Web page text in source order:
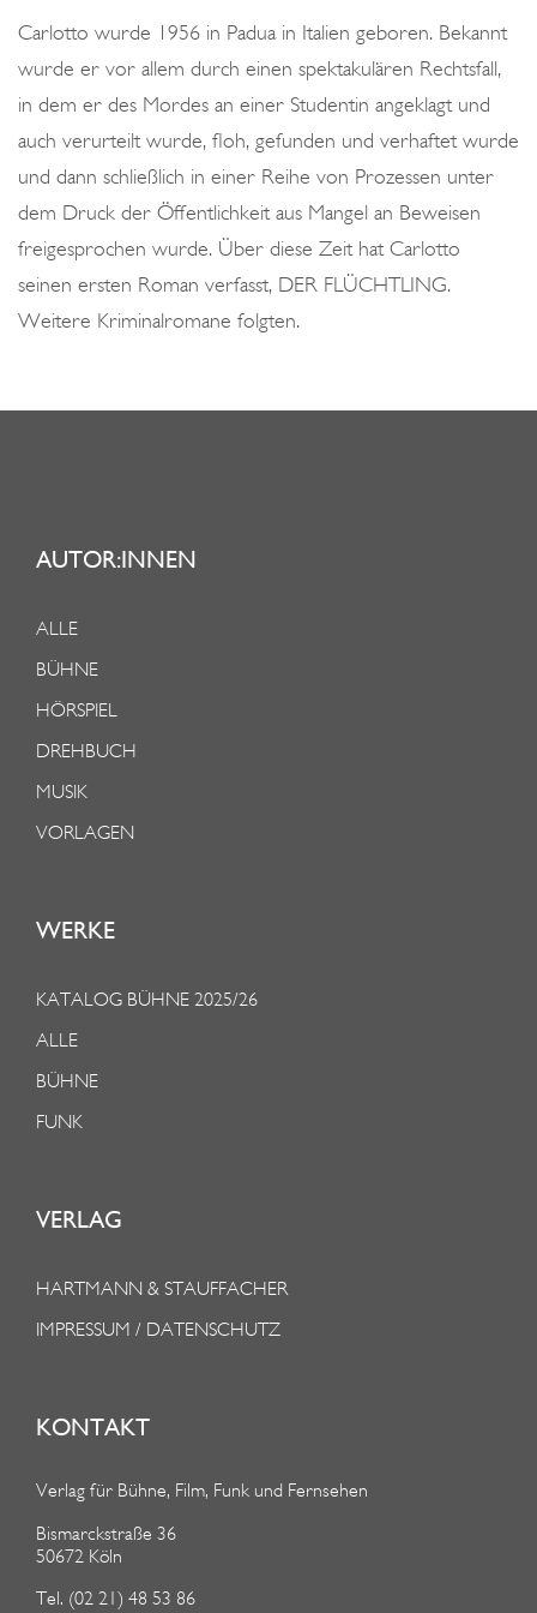
n
Carlotto wurde 1956 in Padua in Italien geboren. Bekannt
wurde er vor allem durch einen spektakulären Rechtsfall,
in dem er des Mordes an einer Studentin angeklagt und
auch verurteilt wurde, floh, gefunden und verhaftet wurde
und dann schließlich in einer Reihe von Prozessen unter
dem Druck der Öffentlichkeit aus Mangel an Beweisen
freigesprochen wurde. Über diese Zeit hat Carlotto
seinen ersten Roman verfasst, DER FLÜCHTLING.
Weitere Kriminalromane folgten.
AUTOR:INNEN
ALLE
BÜHNE
HÖRSPIEL
DREHBUCH
MUSIK
VORLAGEN
WERKE
KATALOG BÜHNE 2025/26
ALLE
BÜHNE
FUNK
VERLAG
HARTMANN & STAUFFACHER
IMPRESSUM / DATENSCHUTZ
KONTAKT
Verlag für Bühne, Film, Funk und Fernsehen
Bismarckstraße 36
50672 Köln
Tel. (02 21) 48 53 86